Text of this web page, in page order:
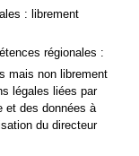
: librement
régionales :
mais non librement
légales liées par
et des données à
du directeur